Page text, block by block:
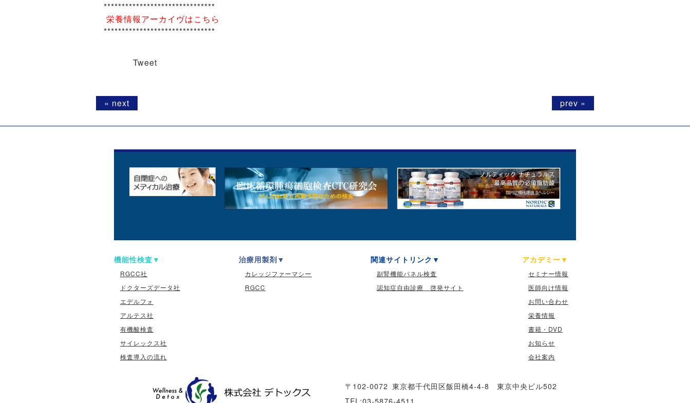
*******************************
栄養情報アーカイヴはこちら
*******************************
Tweet
« next prev »
機能性検査
RGCC社
ドクターズデータ社
エデルフォ
アルテス社
有機酸検査
サイレックス社
検査導入の流れ
治療用製剤
カレッジファーマシー
RGCC
関連サイトリンク
副腎機能パネル検査
認知症自由診療 啓発サイト
アカデミー
セミナー情報
医師向け情報
お問い合わせ
栄養情報
書籍・DVD
お知らせ
会社案内
〒102-0072 東京都千代田区飯田橋4-4-8 東京中央ビル502